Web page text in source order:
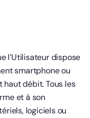
l’Utilisateur dispose
smartphone ou
haut débit. Tous les
et à son
logiciels ou